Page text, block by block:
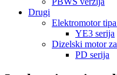
Drugi
Elektromotor
YE3 serija
Dizelski motor
PD serija